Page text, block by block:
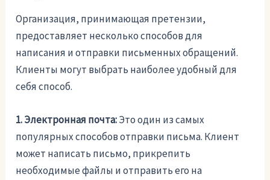
Организация, принимающая претензии,
предоставляет несколько способов для
написания и отправки письменных обращений.
Клиенты могут выбрать наиболее удобный для
себя способ.
1. Электронная почта:Это один из самых
популярных способов отправки письма. Клиент
может написать письмо, прикрепить
необходимые файлы и отправить его на